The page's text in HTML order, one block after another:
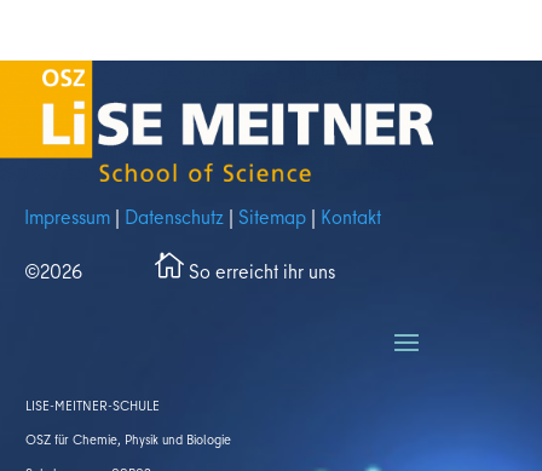
Impressum | Datenschutz | Sitemap | Kontakt
©2026
e_
al
So erreicht ihr uns
LISE-MEITNER-SCHULE
OSZ für Chemie, Physik und Biologie